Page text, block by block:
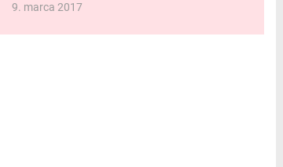
9. marca 2017